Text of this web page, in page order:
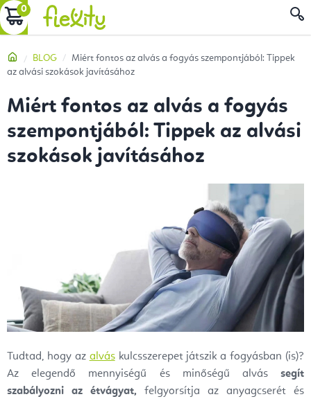
Ugrás
a
tartalomhoz
KOSÁR
Kezdőlap
BLOG
Miért fontos az alvás a fogyás szempontjából: Tippek
az alvási szokások javításához
Miért fontos az alvás a fogyás
szempontjából: Tippek az alvási
szokások javításához
Tudtad, hogy az alváskulcsszerepet játszik a fogyásban (is)?
Az elegendő mennyiségű és minőségű alvás segít
szabályozni az étvágyat, felgyorsítja az anyagcserét és